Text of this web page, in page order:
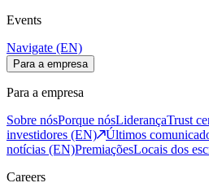
Events
Navigate (EN)
Para a empresa
Para a empresa
Sobre nósPorque nósLiderançaTrust
investidores (EN)
Últimos
notícias (EN)PremiaçõesLocais dos
Careers